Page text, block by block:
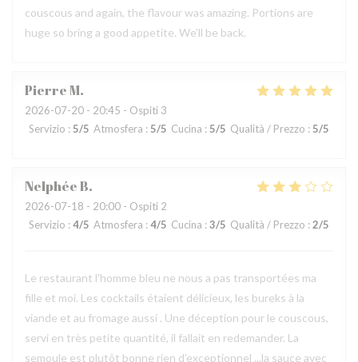
couscous and again, the flavour was amazing. Portions are
huge so bring a good appetite. We'll be back.
PierreM
2026-07-20 - 20:45 - Ospiti 3
Servizio : 5/5 Atmosfera : 5/5 Cucina : 5/5 Qualità / Prezzo : 5/5
NelphéeB
2026-07-18 - 20:00 - Ospiti 2
Servizio : 4/5 Atmosfera : 4/5 Cucina : 3/5 Qualità / Prezzo : 2/5
Le restaurant l'homme bleu ne nous a pas transportées ma
fille et moi. Les cocktails étaient délicieux, les bureks à la
viande et au fromage aussi . Une déception pour le couscous,
servi en très petite quantité, il fallait en redemander. La
semoule est plutôt bonne rien d’exceptionnel ...la sauce avec